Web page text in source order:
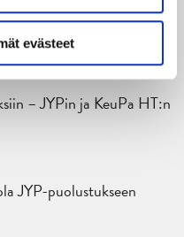
evästeet
hyökkäystä!
– JYPin ja KeuPa HT:n
JYP-puolustukseen